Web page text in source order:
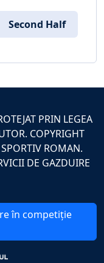
Second Half
PRIN LEGEA
COPYRIGHT
ROMAN.
DE GAZDUIRE
în competiție